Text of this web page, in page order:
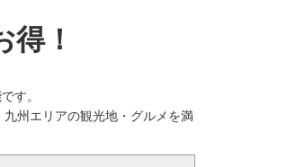
！
す。
州エリアの観光地・グルメを満